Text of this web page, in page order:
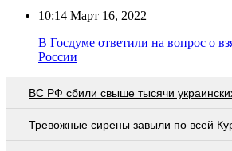
10:14 Март 16, 2022
В Госдуме ответили на вопрос о
России
ВС РФ сбили свыше тысячи
Тревожные сирены завыли по всей